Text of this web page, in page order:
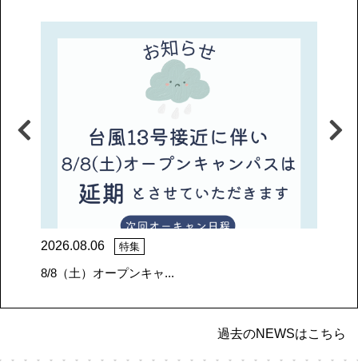
2026.08.06 特集
8/8（土）オープンキャ...
過去のNEWSはこちら